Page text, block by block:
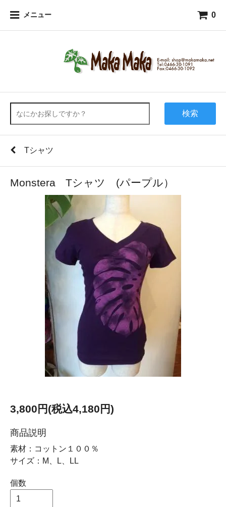
メニュー 0
検索
Tシャツ
Monstera Tシャツ (パープル）
3,800円(税込4,180円)
商品説明
素材：コットン１００％
サイズ：M、L、LL
個数